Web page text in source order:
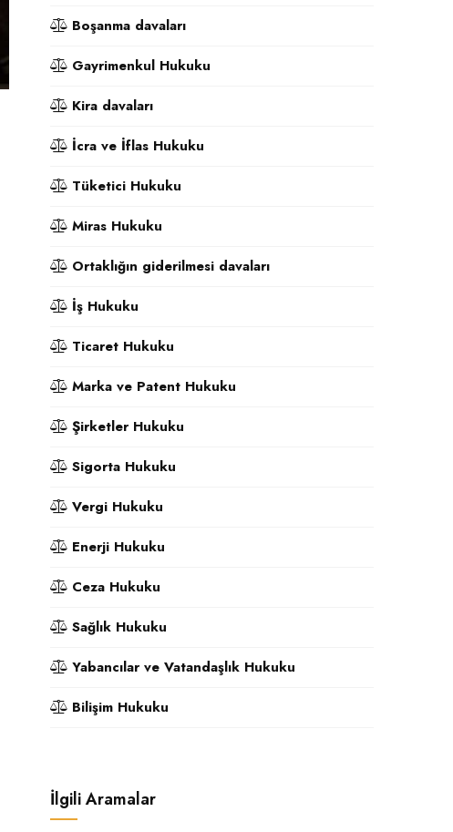
Boşanma davaları
Gayrimenkul Hukuku
Kira davaları
İcra ve İflas Hukuku
Tüketici Hukuku
Miras Hukuku
Ortaklığın giderilmesi davaları
İş Hukuku
Ticaret Hukuku
Marka ve Patent Hukuku
Şirketler Hukuku
Sigorta Hukuku
Vergi Hukuku
Enerji Hukuku
Ceza Hukuku
Sağlık Hukuku
Yabancılar ve Vatandaşlık Hukuku
Bilişim Hukuku
İlgili Aramalar